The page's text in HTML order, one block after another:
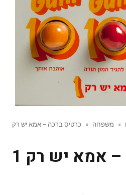
» משפחה »
כרטיס ברכה – אמא יש רק
אמא יש רק 1